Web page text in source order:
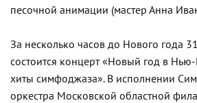
песочной анимации (мастер Анна
За несколько часов до Нового года
состоится концерт «Новый год в
хиты симфоджаза». В исполнении
оркестра Московской областной